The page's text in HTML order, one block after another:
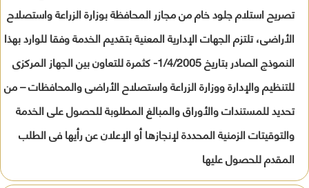
تصريح استلام جلود خام من مجازر المحافظة بوزارة الزراعة واستصلاح
الأراضى، تلتزم الجهات الإدارية المعنية بتقديم الخدمة وفقا للوارد بهذا
النموذج الصادر بتاريخ 1/4/2005- كثمرة للتعاون بين الجهاز المركزى
للتنظيم والإدارة ووزارة الزراعة واستصلاح الأراضى والمحافظات – من
تحديد للمستندات والأوراق والمبالغ المطلوبة للحصول على الخدمة
والتوقيتات الزمنية المحددة لإنجازها أو الإعلان عن رأيها فى الطلب
المقدم للحصول عليها